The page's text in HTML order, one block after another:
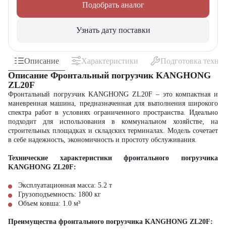
Подобрать аналог
Узнать дату поставки
Описание Характеристики Подготовка
Описание Фронтальный погрузчик KANGHONG
ZL20F
Фронтальный погрузчик KANGHONG ZL20F – это компактная и
маневренная машина, предназначенная для выполнения широкого
спектра работ в условиях ограниченного пространства. Идеально
подходит для использования в коммунальном хозяйстве, на
строительных площадках и складских терминалах. Модель сочетает
в себе надежность, экономичность и простоту обслуживания.
Технические характеристики фронтального погрузчика
KANGHONG ZL20F:
Эксплуатационная масса: 5.2 т
Грузоподъемность: 1800 кг
Объем ковша: 1.0 м³
Преимущества фронтального погрузчика KANGHONG ZL20F: